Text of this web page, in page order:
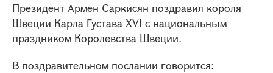
Президент Армен Саркисян поздравил короля
Швеции Карла Густава XVI с национальным
праздником Королевства Швеции.
В поздравительном послании говорится: